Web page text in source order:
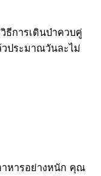
ธีการเดินป่าควบคู่
ประมาณวันละไม่
หารอย่างหนัก คุณ